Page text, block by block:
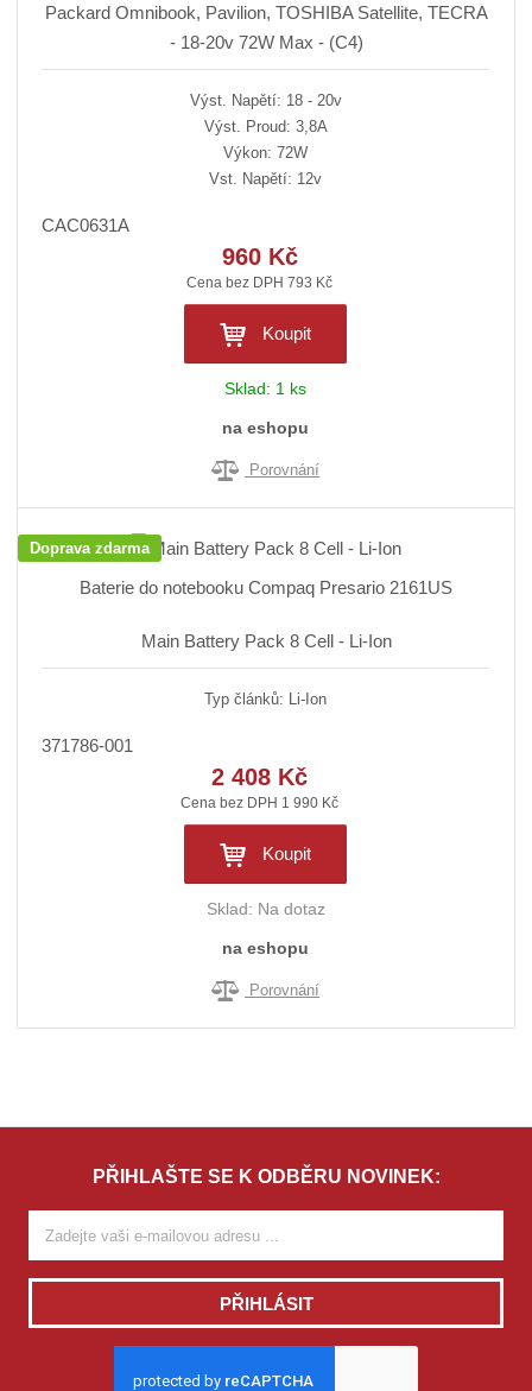
Packard Omnibook, Pavilion, TOSHIBA Satellite, TECRA
- 18-20v 72W Max - (C4)
Výst. Napětí: 18 - 20v
Výst. Proud: 3,8A
Výkon: 72W
Vst. Napětí: 12v
CAC0631A
960 Kč
Cena bez DPH 793 Kč
Koupit
Sklad: 1 ks
na eshopu
Porovnání
Baterie do notebooku Compaq Presario 2161US
Main Battery Pack 8 Cell - Li-Ion
Doprava zdarma
Typ článků: Li-Ion
371786-001
2 408 Kč
Cena bez DPH 1 990 Kč
Koupit
Sklad: Na dotaz
na eshopu
Porovnání
PŘIHLAŠTE SE K ODBĚRU NOVINEK:
PŘIHLÁSIT